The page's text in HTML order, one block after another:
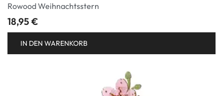
Rowood Weihnachtsstern
18,95 €
IN DEN WARENKORB